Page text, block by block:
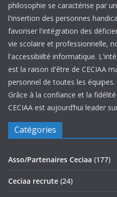
philosophie se caractérise par
l'insertion des personnes
favoriser l'intégration des
vie scolaire et professionnelle,
l'accessibiilté informatique.
est la raison d'être de CECIAA
personnel de toutes les équipes.
Grâce à la confiance et la
CECIAA est aujourd’hui leader
Catégories
Asso/Partenaires Ceciaa (177)
Ceciaa recrute (24)